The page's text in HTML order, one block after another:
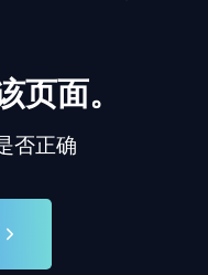
页面。
否正确